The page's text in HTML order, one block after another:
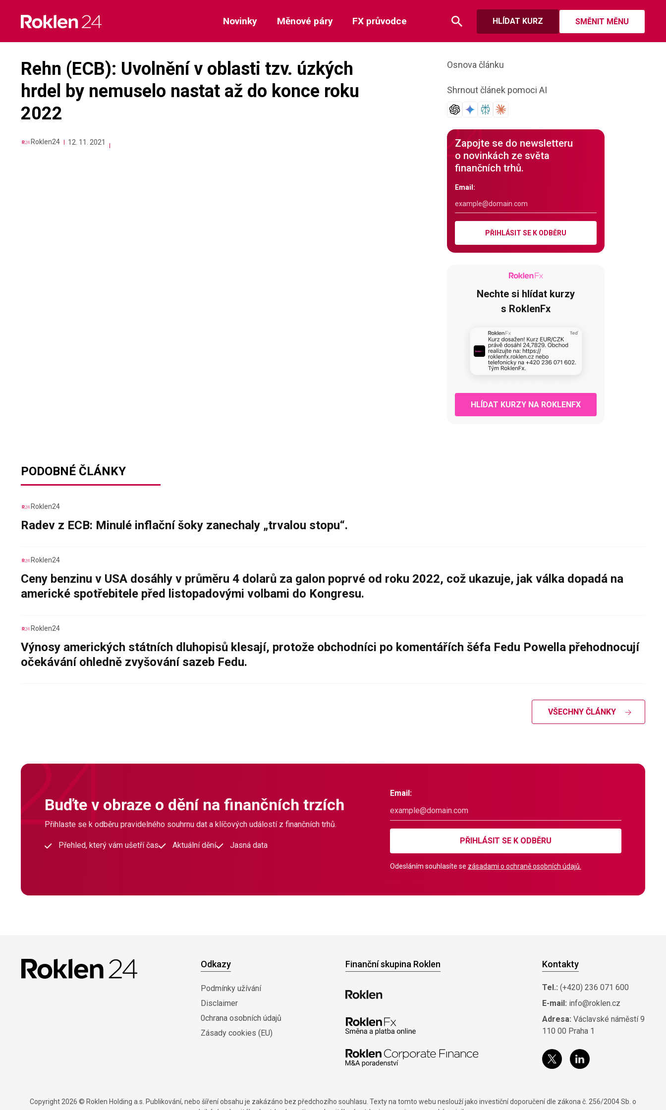
content
HLÍDAT KURZ SMĚNIT MĚNU
Novinky Měnové páry FX průvodce
Rehn (ECB): Uvolnění v oblasti tzv. úzkých
hrdel by nemuselo nastat až do konce roku
2022
Roklen24 12. 11. 2021
Osnova článku
Shrnout článek pomoci AI
Zapojte se do newsletteru
o novinkách ze světa
finančních trhů.
Email:
PŘIHLÁSIT SE K ODBĚRU
Nechte si hlídat kurzy
s RoklenFx
HLÍDAT KURZY NA ROKLENFX
PODOBNÉ ČLÁNKY
Roklen24
Radev z ECB: Minulé inflační šoky zanechaly „trvalou stopu“.
Roklen24
Ceny benzinu v USA dosáhly v průměru 4 dolarů za galon poprvé od roku 2022, což ukazuje, jak válka dopadá na
americké spotřebitele před listopadovými volbami do Kongresu.
Roklen24
Výnosy amerických státních dluhopisů klesají, protože obchodníci po komentářích šéfa Fedu Powella přehodnocují
očekávání ohledně zvyšování sazeb Fedu.
VŠECHNY ČLÁNKY
Buďte v obraze o dění na finančních trzích
Přihlaste se k odběru pravidelného souhrnu dat a klíčových událostí z finančních trhů.
Přehled, který vám ušetří čas Aktuální dění Jasná data
Email:
PŘIHLÁSIT SE K ODBĚRU
Odesláním souhlasíte se zásadami o ochraně osobních údajů.
Odkazy
Podmínky užívání
Disclaimer
0chrana osobních údajů
Zásady cookies (EU)
Finanční skupina Roklen Kontakty
Tel.: (+420) 236 071 600
E-mail: info@roklen.cz
Adresa: Václavské náměstí 9
110 00 Praha 1
Copyright 2026 © Roklen Holding a.s. Publikování, nebo šíření obsahu je zakázáno bez předchozího souhlasu. Texty na tomto webu neslouží jako investiční doporučení dle zákona č. 256/2004 Sb. o